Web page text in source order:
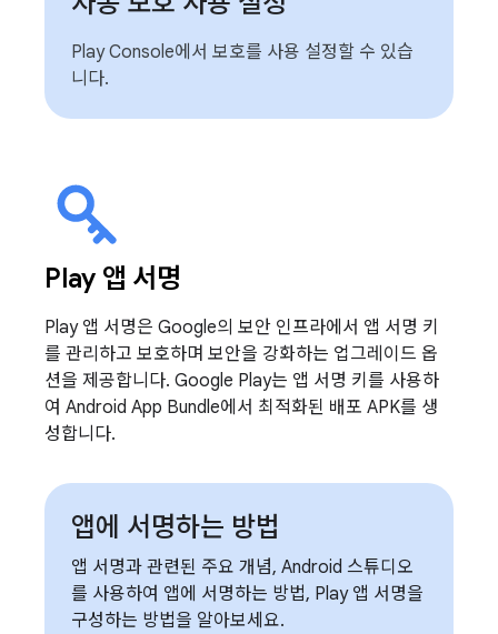
Play Console에서 보호를 사용 설정할 수 있습
니다.
Play 앱 서명
Play 앱 서명은 Google의 보안 인프라에서 앱 서명 키
를 관리하고 보호하며 보안을 강화하는 업그레이드 옵
션을 제공합니다. Google Play는 앱 서명 키를 사용하
여 Android App Bundle에서 최적화된 배포 APK를 생
성합니다.
앱에 서명하는 방법
앱 서명과 관련된 주요 개념, Android 스튜디오
를 사용하여 앱에 서명하는 방법, Play 앱 서명을
구성하는 방법을 알아보세요.